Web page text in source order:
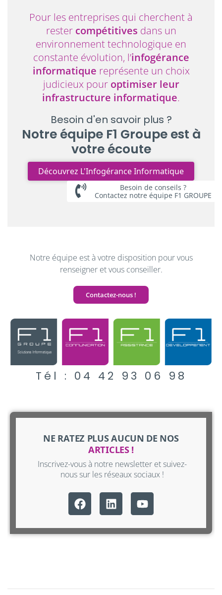
Pour les entreprises qui cherchent à
rester compétitives dans un
environnement technologique en
constante évolution, l’infogérance
informatique représente un choix
judicieux pouroptimiser leur
infrastructure informatique.
Besoin d'en savoir plus ?
Notre équipe F1 Groupe est à
votre écoute
Découvrez L'Infogérance Informatique
Besoin de conseils ?
Contactez notre équipe F1 GROUPE
Notre équipe est à votre disposition pour vous
renseigner et vous conseiller.
Contactez-nous !
Tél : 04 42 93 06 98
NE RATEZ PLUS AUCUN DE NOS
ARTICLES !
Inscrivez-vous à notre newsletter et suivez-
nous sur les réseaux sociaux !